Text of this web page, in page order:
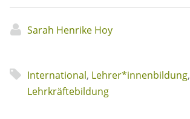
Sarah Henrike Hoy
International, Lehrer*innenbildung,
Lehrkräftebildung